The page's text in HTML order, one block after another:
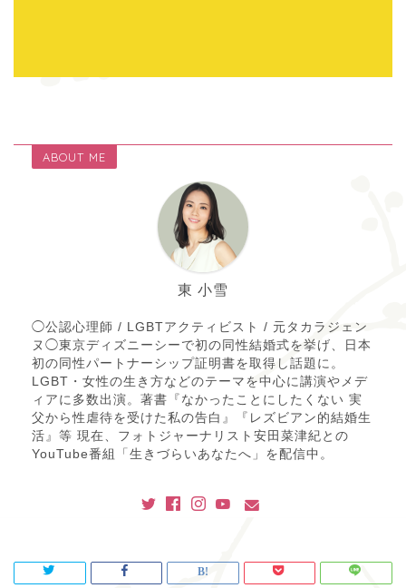
ABOUT ME
東 小雪
◯公認心理師 / LGBTアクティビスト / 元タカラジェン
ヌ◯東京ディズニーシーで初の同性結婚式を挙げ、日本
初の同性パートナーシップ証明書を取得し話題に。
LGBT・女性の生き方などのテーマを中心に講演やメデ
ィアに多数出演。著書『なかったことにしたくない 実
父から性虐待を受けた私の告白』『レズビアン的結婚生
活』等 現在、フォトジャーナリスト安田菜津紀との
YouTube番組「生きづらいあなたへ」を配信中。